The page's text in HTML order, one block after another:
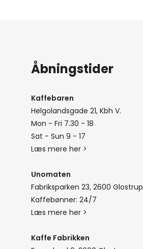
Åbningstider
Kaffebaren
Helgolandsgade 21, Kbh V.
Mon - Fri 7.30 - 18
Sat - Sun 9 - 17
Læs mere her >
Unomaten
Fabriksparken 23, 2600 Glostrup
Kaffebønner: 24/7
Læs mere her >
Kaffe Fabrikken